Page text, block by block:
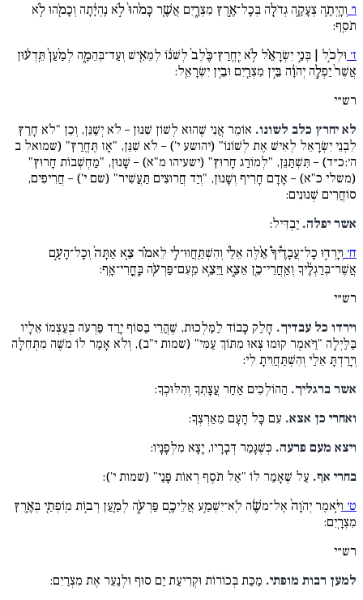
ו׳ וְהָֽיְתָ֛ה צְעָקָ֥ה גְדֹלָ֖ה בְּכָל־אֶ֣רֶץ מִצְרָ֑יִם אֲשֶׁ֤ר כָּמֹ֨הוּ֙ לֹ֣א נִֽהְיָ֔תָה וְכָמֹ֖הוּ לֹ֥א
תֹסִֽף:
ז׳ וּלְכֹ֣ל | בְּנֵ֣י יִשְׂרָאֵ֗ל לֹ֤א יֶֽחֱרַץ־כֶּ֨לֶב֙ לְשֹׁנ֔וֹ לְמֵאִ֖ישׁ וְעַד־בְּהֵמָ֑ה לְמַ֨עַן֙ תֵּֽדְע֔וּן
אֲשֶׁר֙ יַפְלֶ֣ה יְהֹוָ֔ה בֵּ֥ין מִצְרַ֖יִם וּבֵ֥ין יִשְׂרָאֵֽל:
רש״י
לא יחרץ כלב לשונו. אוֹמֵר אֲנִי שֶׁהוּא לְשׁוֹן שִׁנּוּן – לֹא יְשַׁנֵּן, וְכֵן "לֹא חָרַץ
לִבְנֵי יִשְׂרָאֵל לְאִישׁ אֶת לְשׁוֹנוֹ" (יהושע י') – לֹא שִׁנֵּן, "אָז תֶּחֱרַץ" (שמואל ב
ה׳:כ״ד) – תִּשְׁתַּנֵּן, "לְמוֹרַג חָרוּץ" (ישעיהו מ"א) – שָׁנוּן, "מַחְשְׁבוֹת חָרוּץ"
(משלי כ"א) – אָדָם חָרִיף וְשָׁנוּן, "וְיַד חֲרוּצִים תַּעֲשִׁיר" (שם י') – חֲרִיפִים,
סוֹחֲרִים שְׁנוּנִים:
אשר יפלה. יַבְדִּיל:
ח׳ וְיָֽרְד֣וּ כָל־עֲבָדֶ֩יךָ֩ אֵ֨לֶּה אֵלַ֜י וְהִשְׁתַּֽחֲווּ־לִ֣י לֵאמֹ֗ר צֵ֤א אַתָּה֙ וְכָל־הָעָ֣ם
אֲשֶׁר־בְּרַגְלֶ֔יךָ וְאַֽחֲרֵי־כֵ֖ן אֵצֵ֑א וַיֵּצֵ֥א מֵֽעִם־פַּרְעֹ֖ה בָּֽחֳרִי־אָֽף:
רש״י
וירדו כל עבדיך. חָלַק כָּבוֹד לַמַּלְכוּת, שֶׁהֲרֵי בַּסּוֹף יָרַד פַּרְעֹה בְּעַצְמוֹ אֵלָיו
בַּלַּיְלָה "וַיֹּאמֶר קוּמוּ צְּאוּ מִתּוֹךְ עַמִּי" (שמות י"ב), וְלֹא אָמַר לוֹ מֹשֶׁה מִתְּחִלָּה
וְיָרַדְתָּ אֵלַי וְהִשְׁתַּחֲוִיתָ לִי:
אשר ברגליך. הַהוֹלְכִים אַחַר עֲצָתְךָ וְהִלּוּכְךָ:
ואחרי כן אצא. עִם כָּל הָעָם מֵאַרְצְךָ:
ויצא מעם פרעה. כְּשֶׁגָּמַר דְּבָרָיו, יָצָא מִלְּפָנָיו:
בחרי אף. עַל שֶׁאָמַר לוֹ "אַל תֹּסֶף רְאוֹת פָּנַי" (שמות י'):
ט׳ וַיֹּ֤אמֶר יְהֹוָה֙ אֶל־משֶׁ֔ה לֹֽא־יִשְׁמַ֥ע אֲלֵיכֶ֖ם פַּרְעֹ֑ה לְמַ֛עַן רְב֥וֹת מֽוֹפְתַ֖י בְּאֶ֥רֶץ
מִצְרָֽיִם:
רש״י
למען רבות מופתי. מַכַּת בְּכוֹרוֹת וּקְרִיעַת יַם סוּף וּלְנַעֵר אֶת מִצְרַיִם: